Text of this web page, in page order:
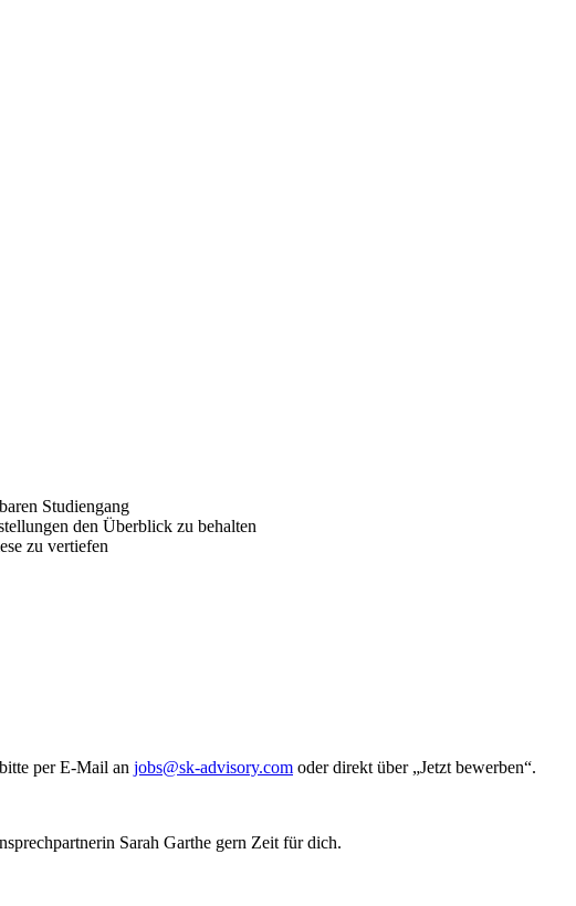
Studiengang
den Überblick zu behalten
zu vertiefen
per E-Mail an jobs@sk-advisory.com oder direkt über „Jetzt bewerben“.
Sarah Garthe gern Zeit für dich.